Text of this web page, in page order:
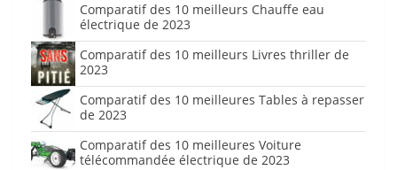
Comparatif des 10 meilleurs Chauffe eau
électrique de 2023
Comparatif des 10 meilleurs Livres thriller de
2023
Comparatif des 10 meilleures Tables à repasser
de 2023
Comparatif des 10 meilleures Voiture
télécommandée électrique de 2023